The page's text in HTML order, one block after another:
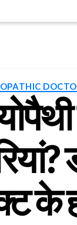
के